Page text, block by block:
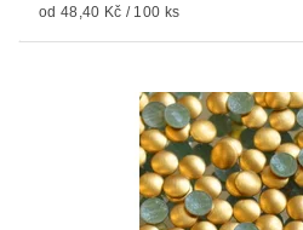
od 48,40 Kč / 100 ks